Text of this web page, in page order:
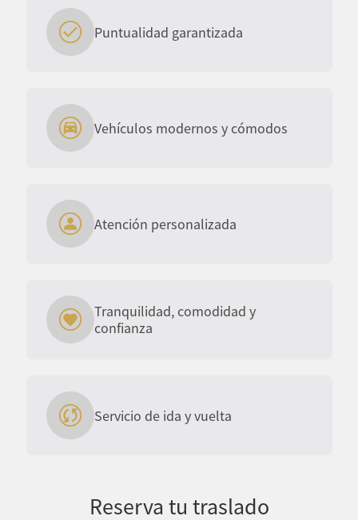
Puntualidad garantizada
Vehículos modernos y cómodos
Atención personalizada
Tranquilidad, comodidad y
confianza
Servicio de ida y vuelta
Reserva tu traslado